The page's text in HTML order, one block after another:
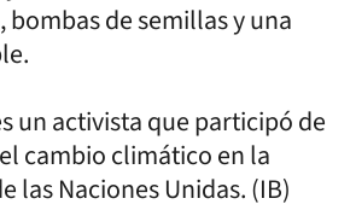
de semillas y una
un activista que participó de
cambio climático en la
las Naciones Unidas. (IB)